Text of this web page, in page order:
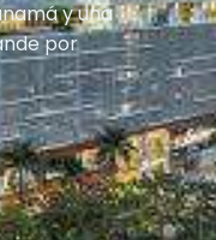
y una
por